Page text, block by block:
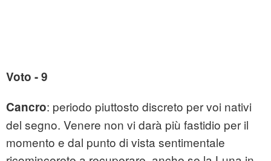
Voto - 9
Cancro: periodo piuttosto discreto per voi nativi
del segno. Venere non vi darà più fastidio per il
momento e dal punto di vista sentimentale